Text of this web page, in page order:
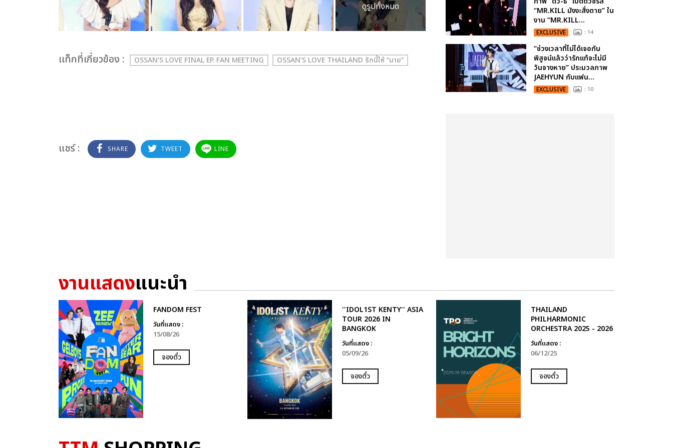
ดูรูปทั้งหมด
เเท็กที่เกี่ยวข้อง : OSSAN’S LOVE FINAL EP. FAN MEETING OSSAN’S LOVE THAILAND รักนี้ให้ “นาย”
แชร์ : SHARE TWEET LINE
“MR.KILL มังงะสั่งตาย” ใน
งาน “MR.KILL...
EXCLUSIVE : 14
“ช่วงเวลาที่ไม่ได้เจอกัน
พิสูจน์แล้วว่ารักแท้จะไม่มี
วันจางหาย” ประมวลภาพ
JAEHYUN กับแฟน...
EXCLUSIVE : 10
งานแสดงแนะนำ
FANDOM FEST
วันที่แสดง :
15/08/26
จองตั๋ว
''IDOL1ST KENTY'' ASIA
TOUR 2026 IN
BANGKOK
วันที่แสดง :
05/09/26
จองตั๋ว
THAILAND
PHILHARMONIC
ORCHESTRA 2025 - 2026
วันที่แสดง :
06/12/25
จองตั๋ว